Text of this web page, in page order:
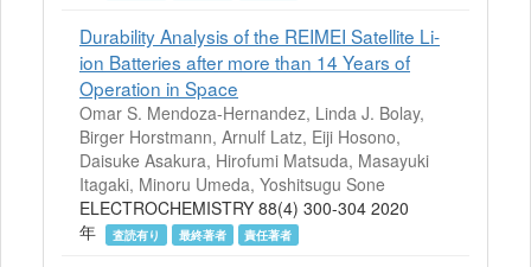
Durability Analysis of the REIMEI Satellite Li-
ion Batteries after more than 14 Years of
Operation in Space
Omar S. Mendoza-Hernandez, Linda J. Bolay,
Birger Horstmann, Arnulf Latz, Eiji Hosono,
Daisuke Asakura, Hirofumi Matsuda, Masayuki
Itagaki, Minoru Umeda, Yoshitsugu Sone
ELECTROCHEMISTRY 88(4) 300-304 2020
年
査読有り 最終著者 責任著者